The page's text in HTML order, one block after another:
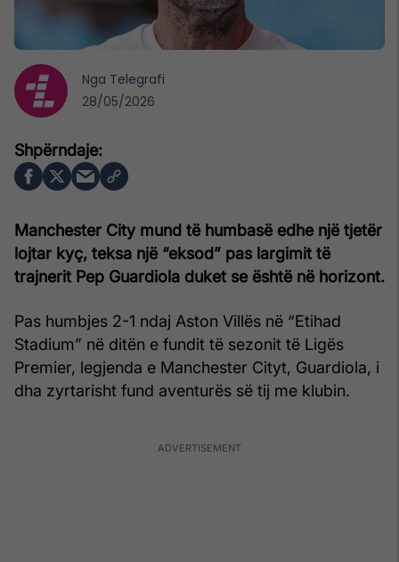
Manchester City mund të humbasë edhe një tjetër
lojtar kyç, teksa një “eksod” pas largimit të
trajnerit Pep Guardiola duket se është në horizont.
Pas humbjes 2-1 ndaj Aston Villës në “Etihad
Stadium” në ditën e fundit të sezonit të Ligës
Premier, legjenda e Manchester Cityt, Guardiola, i
dha zyrtarisht fund aventurës së tij me klubin.
Nga Telegrafi
28/05/2026